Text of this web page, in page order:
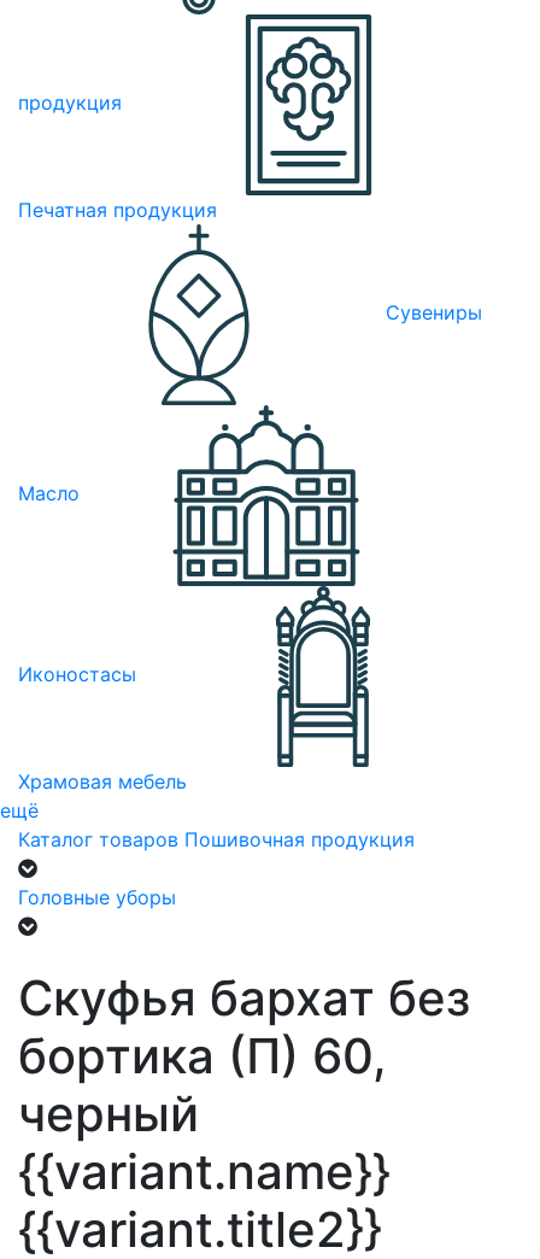
продукция
Печатная продукция
Сувениры
Масло
Иконостасы
Храмовая мебель
ещё
Каталог товаров Пошивочная продукция
Головные уборы
Скуфья бархат без
бортика (П) 60,
черный
{{variant.name}}
{{variant.title2}}